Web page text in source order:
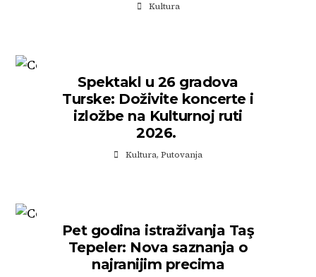
Kultura
Spektakl u 26 gradova
Turske: Doživite koncerte i
izložbe na Kulturnoj ruti
2026.
Kultura, Putovanja
Pet godina istraživanja Taş
Tepeler: Nova saznanja o
najranijim precima